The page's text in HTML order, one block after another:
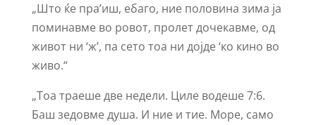
„Што ќе пра’иш, ебаго, ние половина зима ја
поминавме во ровот, пролет дочекавме, од
живот ни ‘ж’, па сето тоа ни дојде ‘ко кино во
живо.“
„Тоа траеше две недели. Циле водеше 7:6.
Баш зедовме душа. И ние и тие. Море, само